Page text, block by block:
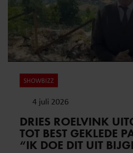
SHOWBIZZ
4 juli 2026
DRIES ROELVINK
TOT BEST GEKLEDE
“IK DOE DIT UIT